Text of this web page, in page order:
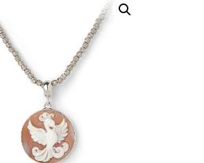
p
p
di
vi
di